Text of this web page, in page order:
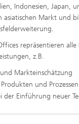
Indonesien, Japan,
asiatischen Markt und
repräsentieren
z.B.
Markteinschätzung
und Prozessen
der Einführung neuer